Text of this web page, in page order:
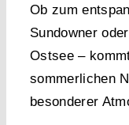
Ob zum
Sundowner
Ostsee –
sommerlichen
besonderer